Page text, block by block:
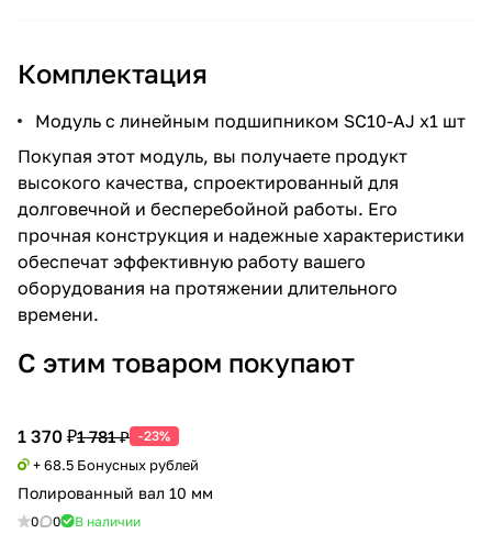
Комплектация
Модуль с линейным подшипником SC10-AJ x1 шт
Покупая этот модуль, вы получаете продукт
высокого качества, спроектированный для
долговечной и бесперебойной работы. Его
прочная конструкция и надежные характеристики
обеспечат эффективную работу вашего
оборудования на протяжении длительного
времени.
С этим товаром покупают
1 370 ₽1 781 ₽ -23%
+ 68.5 Бонусных рублей
Полированный вал 10 мм
0 0 В наличии